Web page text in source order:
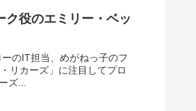
役のエミリー・ベッ
のIT担当、めがねっ子のフ
リカーズ」に注目してプロ
ズ...